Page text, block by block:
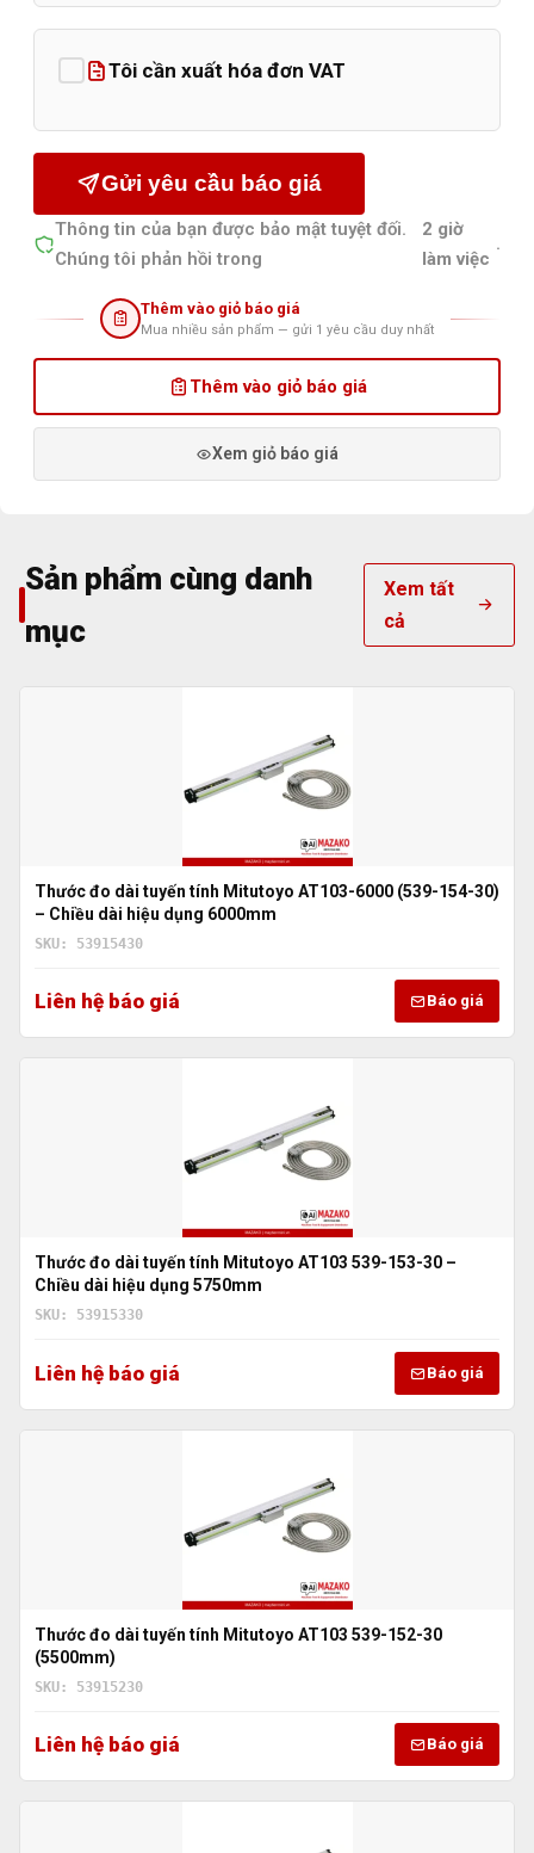
Tôi cần xuất hóa đơn VAT
Gửi yêu cầu báo giá
Thông tin của bạn được bảo mật tuyệt đối.
Chúng tôi phản hồi trong
2 giờ
làm việc
.
Thêm vào giỏ báo giá
Mua nhiều sản phẩm — gửi 1 yêu cầu duy nhất
Thêm vào giỏ báo giá
Xem giỏ báo giá
Sản phẩm cùng danh
mục
Xem tất
cả
Thước đo dài tuyến tính Mitutoyo AT103-6000 (539-154-30)
– Chiều dài hiệu dụng 6000mm
SKU: 53915430
Liên hệ báo giá Báo giá
Thước đo dài tuyến tính Mitutoyo AT103 539-153-30 –
Chiều dài hiệu dụng 5750mm
SKU: 53915330
Liên hệ báo giá Báo giá
Thước đo dài tuyến tính Mitutoyo AT103 539-152-30
(5500mm)
SKU: 53915230
Liên hệ báo giá Báo giá